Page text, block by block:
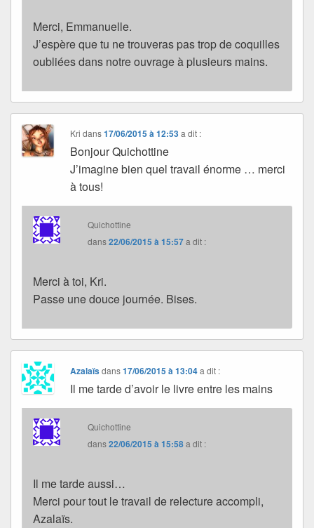
Merci, Emmanuelle.
J’espère que tu ne trouveras pas trop de coquilles
oubliées dans notre ouvrage à plusieurs mains.
Kri dans17/06/2015 à 12:53 a dit :
Bonjour Quichottine
J’imagine bien quel travail énorme … merci
à tous!
Quichottine
dans22/06/2015 à 15:57a dit :
Merci à toi, Kri.
Passe une douce journée. Bises.
Azalaïsdans17/06/2015 à 13:04 a dit :
Il me tarde d’avoir le livre entre les mains
Quichottine
dans22/06/2015 à 15:58a dit :
Il me tarde aussi…
Merci pour tout le travail de relecture accompli,
Azalaïs.